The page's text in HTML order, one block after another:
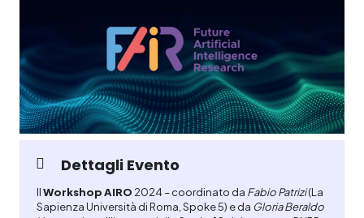
Dettagli Evento
IlWorkshopAIRO 2024 – coordinato da Fabio Patrizi(La
Sapienza Università di Roma, Spoke 5) e da GloriaBeraldo